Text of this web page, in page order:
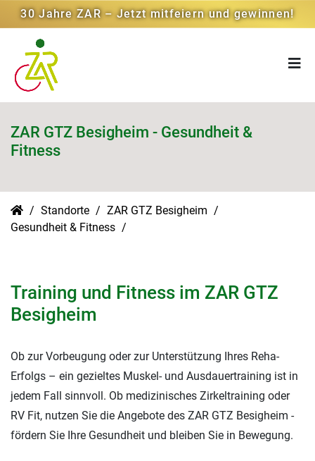
30 Jahre ZAR – Jetzt mitfeiern und gewinnen!
ZAR GTZ Besigheim - Gesundheit &
Fitness
Standorte
ZAR GTZ Besigheim
Gesundheit & Fitness
Training und Fitness im ZAR GTZ
Besigheim
Ob zur Vorbeugung oder zur Unterstützung Ihres Reha-
Erfolgs – ein gezieltes Muskel- und Ausdauertraining ist in
jedem Fall sinnvoll. Ob medizinisches Zirkeltraining oder
RV Fit, nutzen Sie die Angebote des ZAR GTZ Besigheim -
fördern Sie Ihre Gesundheit und bleiben Sie in Bewegung.